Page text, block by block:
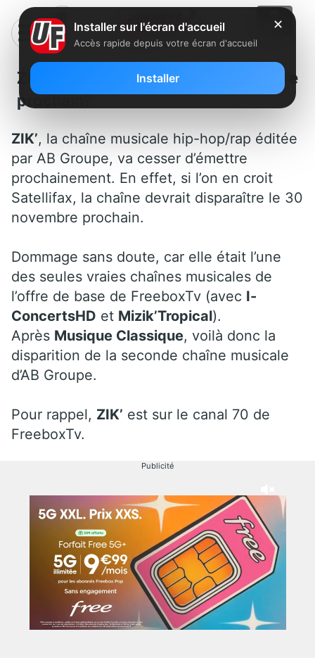
ZIK’ : arrêt le 30 novembre
prochain?
ZIK’, la chaîne musicale hip-hop/rap éditée
par AB Groupe, va cesser d’émettre
prochainement. En effet, si l’on en croit
Satellifax, la chaîne devrait disparaître le 30
novembre prochain.
Dommage sans doute, car elle était l’une
des seules vraies chaînes musicales de
l’offre de base de FreeboxTv (avec I-
ConcertsHD et Mizik’Tropical).
Après Musique Classique, voilà donc la
disparition de la seconde chaîne musicale
d’AB Groupe.
Pour rappel, ZIK’ est sur le canal 70 de
FreeboxTv.
Publicité
✕
Installer sur l'écran d'accueil
Accès rapide depuis votre écran d'accueil
Installer